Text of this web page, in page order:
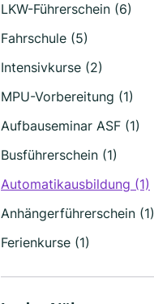
LKW-Führerschein (6)
Fahrschule (5)
Intensivkurse (2)
MPU-Vorbereitung (1)
Aufbauseminar ASF (1)
Busführerschein (1)
Automatikausbildung (1)
Anhängerführerschein (1)
Ferienkurse (1)